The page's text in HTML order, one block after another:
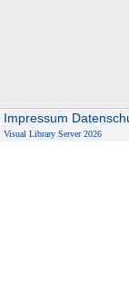
Impressum
Visual Library Server 2026